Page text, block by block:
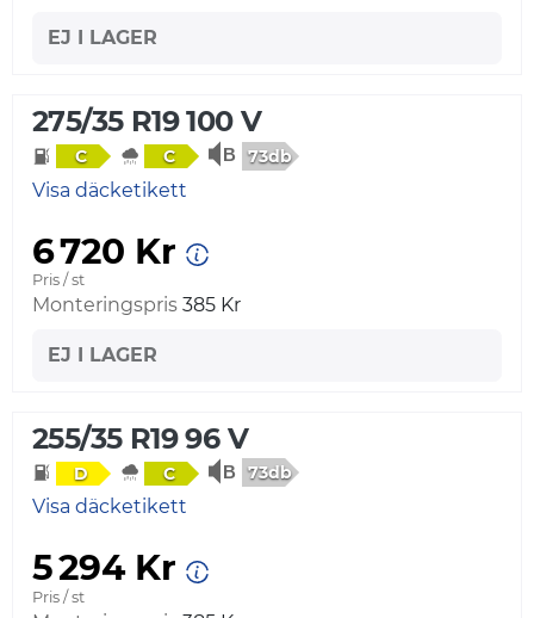
EJ I LAGER
275/35 R19 100 V
C C 73db
Visa däcketikett
6 720 Kr
Pris / st
Monteringspris 385 Kr
EJ I LAGER
255/35 R19 96 V
D C 73db
Visa däcketikett
5 294 Kr
Pris / st